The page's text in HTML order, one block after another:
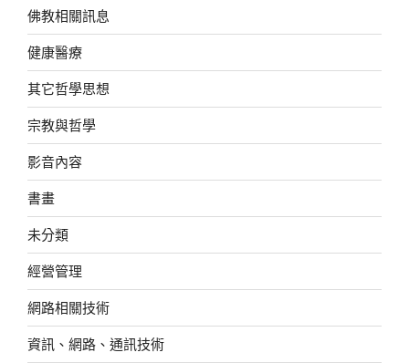
佛教相關訊息
健康醫療
其它哲學思想
宗教與哲學
影音內容
書畫
未分類
經營管理
網路相關技術
資訊、網路、通訊技術